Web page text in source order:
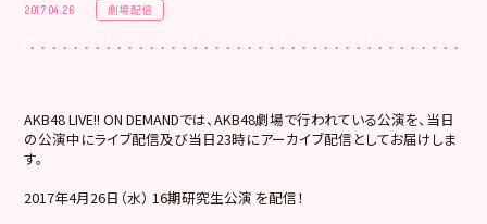
2017.04.26 劇場配信
AKB48 LIVE!! ON DEMANDでは、AKB48劇場で行われている公演を、当日
の公演中にライブ配信及び当日23時にアーカイブ配信としてお届けしま
す。
2017年4月26日（水） 16期研究生公演 を配信！